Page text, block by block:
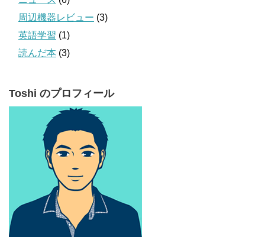
周辺機器レビュー (3)
英語学習 (1)
読んだ本 (3)
Toshi のプロフィール